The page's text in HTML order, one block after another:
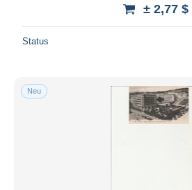
± 2,77 $
Status
Neu